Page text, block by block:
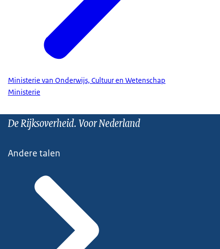
Ministerie van Onderwijs, Cultuur en Wetenschap
Ministerie
De Rijksoverheid. Voor Nederland
Andere talen